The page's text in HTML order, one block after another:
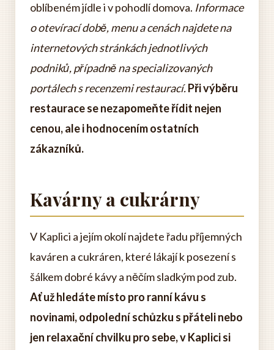
oblíbeném jídle i v pohodlí domova. Informace
o otevírací době, menu a cenách najdete na
internetových stránkách jednotlivých
podniků, případně na specializovaných
portálech s recenzemi restaurací.Při výběru
restaurace se nezapomeňte řídit nejen
cenou, ale i hodnocením ostatních
zákazníků.
Kavárny a cukrárny
V Kaplici a jejím okolí najdete řadu příjemných
kaváren a cukráren, které lákají k posezení s
šálkem dobré kávy a něčím sladkým pod zub.
Ať už hledáte místo pro ranní kávu s
novinami, odpolední schůzku s přáteli nebo
jen relaxační chvilku pro sebe, v Kaplici si